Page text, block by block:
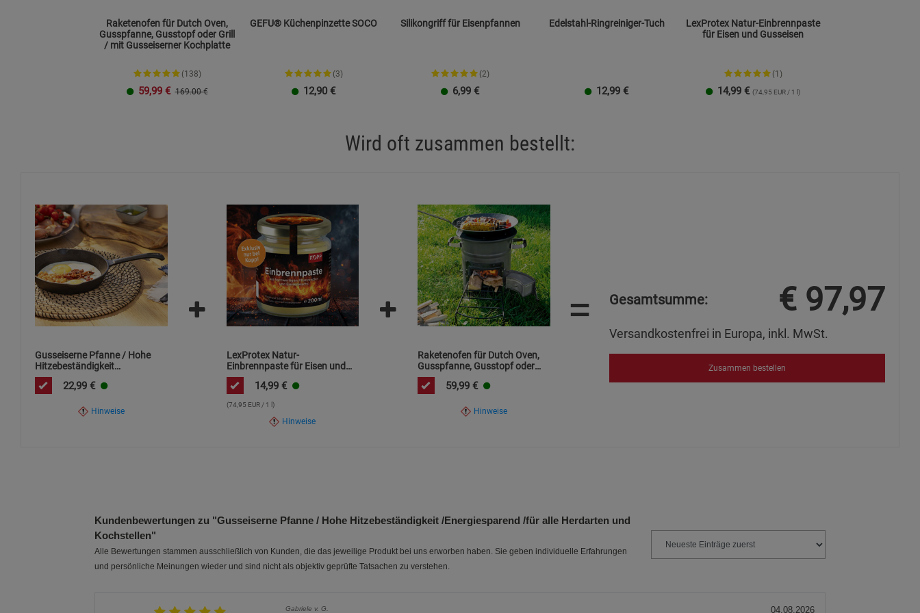
Raketenofen für Dutch Oven,
Gusspfanne, Gusstopf oder Grill
/ mit Gusseiserner Kochplatte
(138)
59,99 € 169.00 €
GEFU® Küchenpinzette SOCO
(3)
12,90 €
Silikongriff für Eisenpfannen
(2)
6,99 €
Edelstahl-Ringreiniger-Tuch
12,99 €
LexProtex Natur-Einbrennpaste
für Eisen und Gusseisen
(1)
14,99 € (74,95 EUR / 1 l)
Wird oft zusammen bestellt:
Gusseiserne Pfanne / Hohe
Hitzebeständigkeit
/Energiesparend /für alle
Herdarten und Kochstellen
22,99 €
Hinweise
LexProtex Natur-
Einbrennpaste für Eisen und
Gusseisen
14,99 €
(74,95 EUR / 1 l)
Hinweise
Raketenofen für Dutch Oven,
Gusspfanne, Gusstopf oder
Grill / mit Gusseiserner
Kochplatte
59,99 €
Hinweise
= Gesamtsumme: € 97,97
Versandkostenfrei in Europa, inkl. MwSt.
Zusammen bestellen
Kundenbewertungen zu "Gusseiserne Pfanne / Hohe Hitzebeständigkeit /Energiesparend /für alle Herdarten und
Kochstellen"
Alle Bewertungen stammen ausschließlich von Kunden, die das jeweilige Produkt bei uns erworben haben. Sie geben individuelle Erfahrungen
und persönliche Meinungen wieder und sind nicht als objektiv geprüfte Tatsachen zu verstehen.
Gabriele v. G. 04.08.2026